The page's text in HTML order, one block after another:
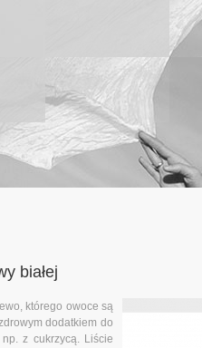
białej
którego owoce są
dodatkiem do
z cukrzycą. Liście